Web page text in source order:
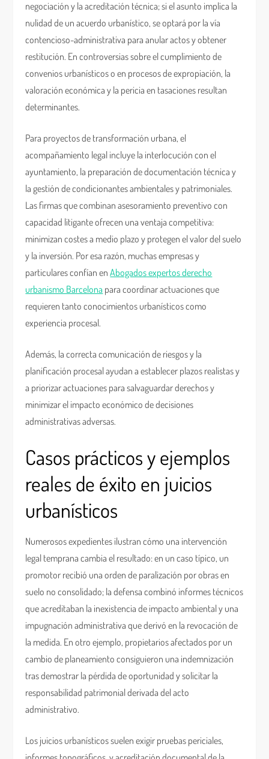
negociación y la acreditación técnica; si el asunto implica la
nulidad de un acuerdo urbanístico, se optará por la vía
contencioso-administrativa para anular actos y obtener
restitución. En controversias sobre el cumplimiento de
convenios urbanísticos o en procesos de expropiación, la
valoración económica y la pericia en tasaciones resultan
determinantes.
Para proyectos de transformación urbana, el
acompañamiento legal incluye la interlocución con el
ayuntamiento, la preparación de documentación técnica y
la gestión de condicionantes ambientales y patrimoniales.
Las firmas que combinan asesoramiento preventivo con
capacidad litigante ofrecen una ventaja competitiva:
minimizan costes a medio plazo y protegen el valor del suelo
y la inversión. Por esa razón, muchas empresas y
particulares confían enAbogados expertos derecho
urbanismo Barcelona para coordinar actuaciones que
requieren tanto conocimientos urbanísticos como
experiencia procesal.
Además, la correcta comunicación de riesgos y la
planificación procesal ayudan a establecer plazos realistas y
a priorizar actuaciones para salvaguardar derechos y
minimizar el impacto económico de decisiones
administrativas adversas.
Casos prácticos y ejemplos
reales de éxito en juicios
urbanísticos
Numerosos expedientes ilustran cómo una intervención
legal temprana cambia el resultado: en un caso típico, un
promotor recibió una orden de paralización por obras en
suelo no consolidado; la defensa combinó informes técnicos
que acreditaban la inexistencia de impacto ambiental y una
impugnación administrativa que derivó en la revocación de
la medida. En otro ejemplo, propietarios afectados por un
cambio de planeamiento consiguieron una indemnización
tras demostrar la pérdida de oportunidad y solicitar la
responsabilidad patrimonial derivada del acto
administrativo.
Los juicios urbanísticos suelen exigir pruebas periciales,